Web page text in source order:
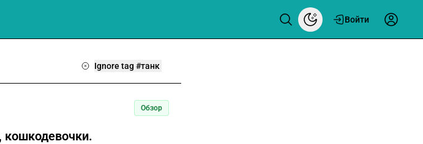
Войти
Ignore tag #танк
Обзор
кошкодевочки.